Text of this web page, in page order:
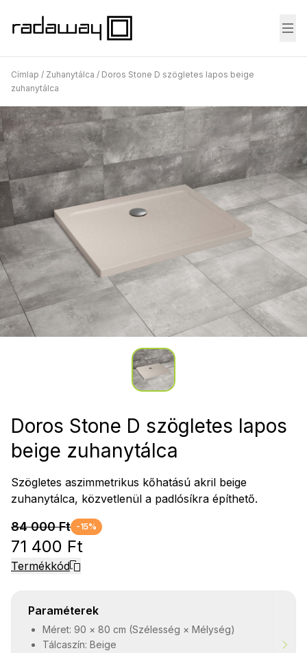
Címlap / Zuhanytálca / Doros Stone D szögletes lapos beige
zuhanytálca
Doros Stone D szögletes lapos
beige zuhanytálca
Szögletes aszimmetrikus kőhatású akril beige
zuhanytálca, közvetlenül a padlósíkra építhető.
84 000 Ft -15%
71 400 Ft
Termékkód
Paraméterek
Méret: 90 × 80 cm (Szélesség × Mélység)
Tálcaszín: Beige